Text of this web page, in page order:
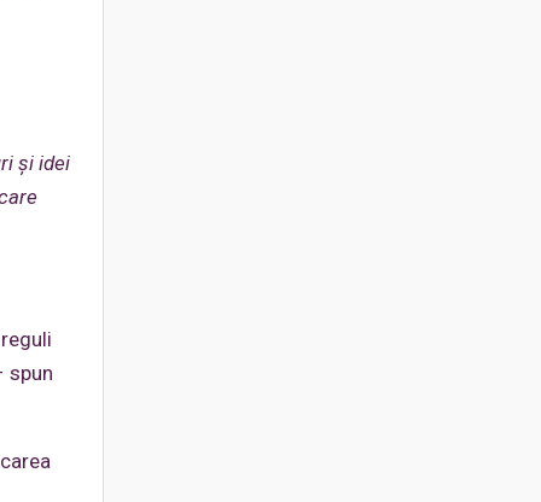
și idei
spun